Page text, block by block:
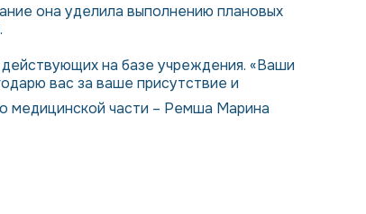
она уделила выполнению плановых
на базе учреждения. «Ваши
вас за ваше присутствие и
медицинской части – Ремша Марина